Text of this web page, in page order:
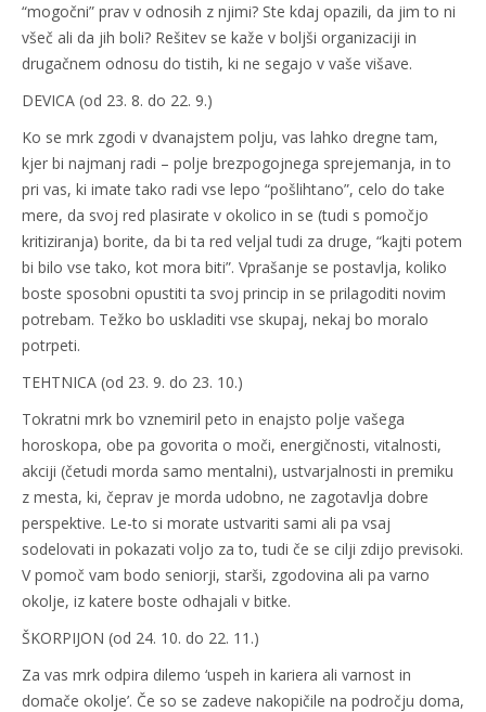
“mogočni” prav v odnosih z njimi? Ste kdaj opazili, da jim to ni
všeč ali da jih boli? Rešitev se kaže v boljši organizaciji in
drugačnem odnosu do tistih, ki ne segajo v vaše višave.
DEVICA (od 23. 8. do 22. 9.)
Ko se mrk zgodi v dvanajstem polju, vas lahko dregne tam,
kjer bi najmanj radi – polje brezpogojnega sprejemanja, in to
pri vas, ki imate tako radi vse lepo “pošlihtano”, celo do take
mere, da svoj red plasirate v okolico in se (tudi s pomočjo
kritiziranja) borite, da bi ta red veljal tudi za druge, “kajti potem
bi bilo vse tako, kot mora biti”. Vprašanje se postavlja, koliko
boste sposobni opustiti ta svoj princip in se prilagoditi novim
potrebam. Težko bo uskladiti vse skupaj, nekaj bo moralo
potrpeti.
TEHTNICA (od 23. 9. do 23. 10.)
Tokratni mrk bo vznemiril peto in enajsto polje vašega
horoskopa, obe pa govorita o moči, energičnosti, vitalnosti,
akciji (četudi morda samo mentalni), ustvarjalnosti in premiku
z mesta, ki, čeprav je morda udobno, ne zagotavlja dobre
perspektive. Le-to si morate ustvariti sami ali pa vsaj
sodelovati in pokazati voljo za to, tudi če se cilji zdijo previsoki.
V pomoč vam bodo seniorji, starši, zgodovina ali pa varno
okolje, iz katere boste odhajali v bitke.
ŠKORPIJON (od 24. 10. do 22. 11.)
Za vas mrk odpira dilemo ‘uspeh in kariera ali varnost in
domače okolje’. Če so se zadeve nakopičile na področju doma,